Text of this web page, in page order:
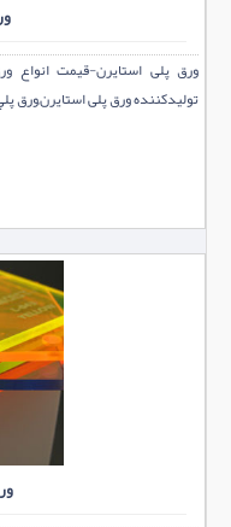
ورق پلی استایرن-قیمت انواع
تولیدکننده ورق پلی استایرن,ورق